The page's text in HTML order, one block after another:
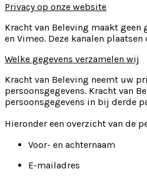
Privacy op onze website
Kracht van Beleving maakt
en Vimeo. Deze kanalen
Welke gegevens verzamelen wij
Kracht van Beleving neemt uw
persoonsgegevens. Kracht van
persoonsgegevens in bij derde
Hieronder een overzicht van de
Voor- en achternaam
E-mailadres